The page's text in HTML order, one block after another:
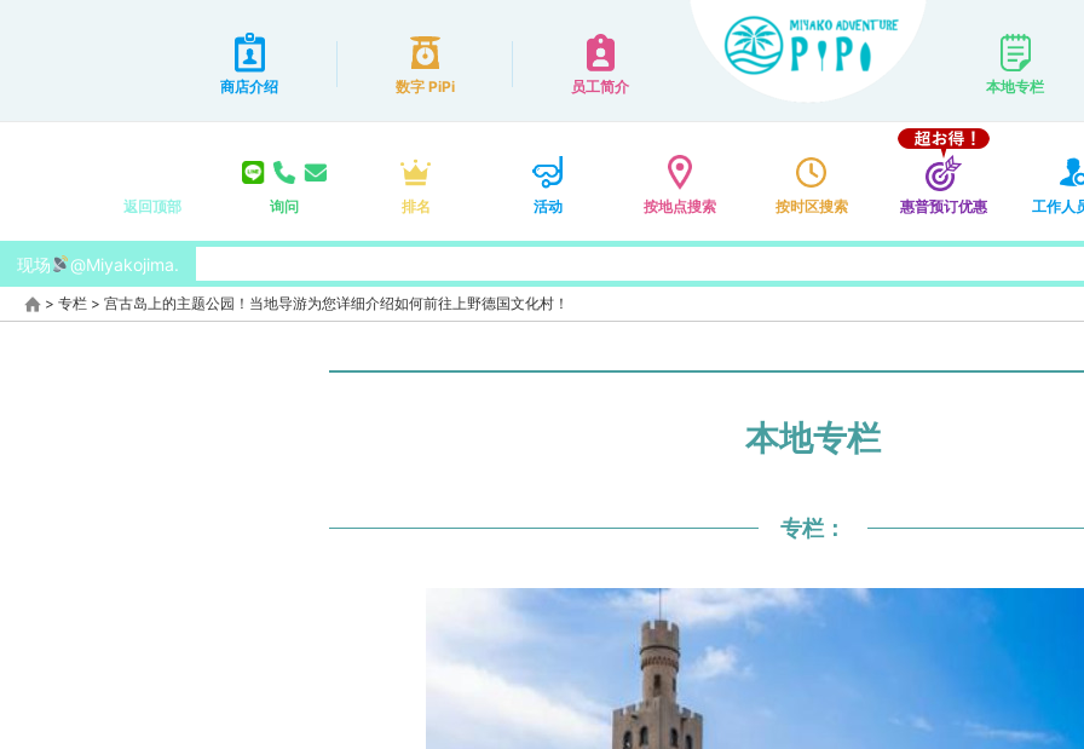
商店介绍 数字 PiPi 员工简介 本地专栏
返回顶部 询问 排名 活动 按地点搜索 按时区搜索 惠普预订优惠 工作人
现场 @Miyakojima.
> 专栏 > 宫古岛上的主题公园！当地导游为您详细介绍如何前往上野德国文化村！
本地专栏
专栏：